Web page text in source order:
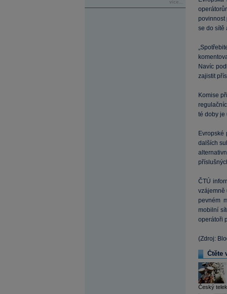
více...
povinnost
se do sítě
Navíc
zajistit
Komise
té doby je
dalších
ČTÚ
vzájemně
pevném
mobilní
operátoři
(Zdroj:
Čtěte
Český